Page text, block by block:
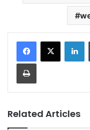
Print
Related Articles